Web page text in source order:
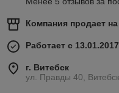
Компания продает на
Работает с 13.01.2017
г. Витебск
ул. Правды 40,